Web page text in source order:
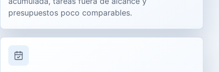
presupuestos poco comparables.